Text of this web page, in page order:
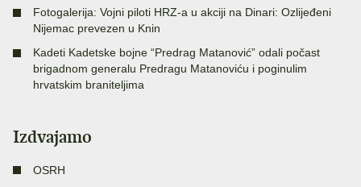
Fotogalerija: Vojni piloti HRZ-a u akciji na Dinari: Ozlijeđeni
Nijemac prevezen u Knin
Kadeti Kadetske bojne “Predrag Matanović” odali počast
brigadnom generalu Predragu Matanoviću i poginulim
hrvatskim braniteljima
Izdvajamo
OSRH